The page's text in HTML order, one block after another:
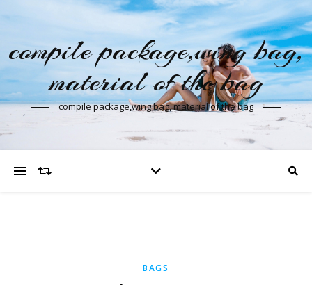
compile package,wing bag,
material of the bag
compile package,wing bag, material of the bag
BAGS